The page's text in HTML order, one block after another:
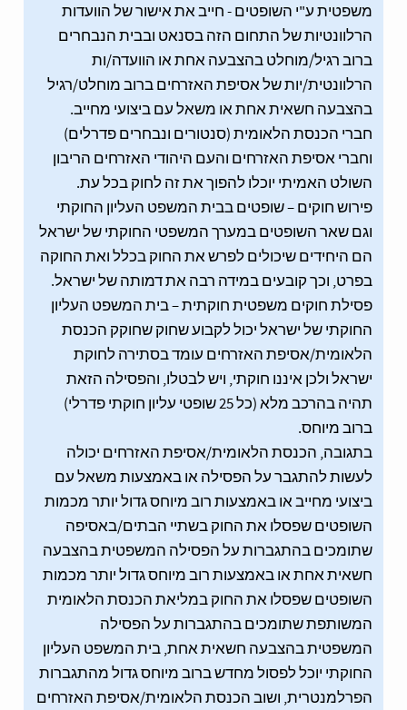
משפטית ע"י השופטים - חייב את אישור של הוועדות
הרלוונטיות של התחום הזה בסנאט ובבית הנבחרים
ברוב רגיל/מוחלט בהצבעה אחת או הוועדה/ות
הרלוונטית/יות של אסיפת האזרחים ברוב מוחלט/רגיל
בהצבעה חשאית אחת או משאל עם ביצועי מחייב.
חברי הכנסת הלאומית (סנטורים ונבחרים פדרלים)
וחברי אסיפת האזרחים והעם היהודי האזרחים הריבון
השולט האמיתי יוכלו להפוך את זה לחוק בכל עת.
פירוש חוקים – שופטים בבית המשפט העליון החוקתי
וגם שאר השופטים במערך המשפטי החוקתי של ישראל
הם היחידים שיכולים לפרש את החוק בכלל ואת החוקה
בפרט, וכך קובעים במידה רבה את דמותה של ישראל.
פסילת חוקים משפטית חוקתית – בית המשפט העליון
החוקתי של ישראל יכול לקבוע שחוק שחוקק הכנסת
הלאומית/אסיפת האזרחים עומד בסתירה לחוקת
ישראל ולכן איננו חוקתי, ויש לבטלו, והפסילה הזאת
תהיה בהרכב מלא (כל 25 שופטי עליון חוקתי פדרלי)
ברוב מיוחס.
בתגובה, הכנסת הלאומית/אסיפת האזרחים יכולה
לעשות להתגבר על הפסילה או באמצעות משאל עם
ביצועי מחייב או באמצעות רוב מיוחס גדול יותר מכמות
השופטים שפסלו את החוק בשתיי הבתים/באסיפה
שתומכים בהתגברות על הפסילה המשפטית בהצבעה
חשאית אחת או באמצעות רוב מיוחס גדול יותר מכמות
השופטים שפסלו את החוק במליאת הכנסת הלאומית
המשותפת שתומכים בהתגברות על הפסילה
המשפטית בהצבעה חשאית אחת, בית המשפט העליון
החוקתי יוכל לפסול מחדש ברוב מיוחס גדול מהתגברות
הפרלמנטרית, ושוב הכנסת הלאומית/אסיפת האזרחים